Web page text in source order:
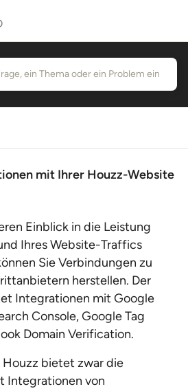
mit Ihrer Houzz-Website
Einblick in die Leistung
Ihres Website-Traffics
Sie Verbindungen zu
herstellen. Der
Integrationen mit Google
Console, Google Tag
Domain Verification.
Houzz bietet zwar die
Integrationen von